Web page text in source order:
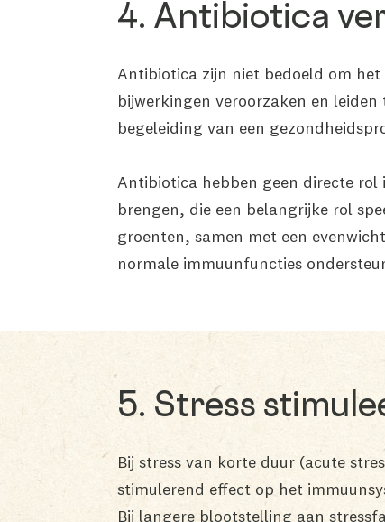
4. Antibiotica
Antibiotica zijn niet bedoeld om
bijwerkingen veroorzaken en
begeleiding van een
Antibiotica hebben geen directe
brengen, die een belangrijke rol
groenten, samen met een
normale immuunfuncties
5. Stress
Bij stress van korte duur (acute
stimulerend effect op het
Bij langere blootstelling aan